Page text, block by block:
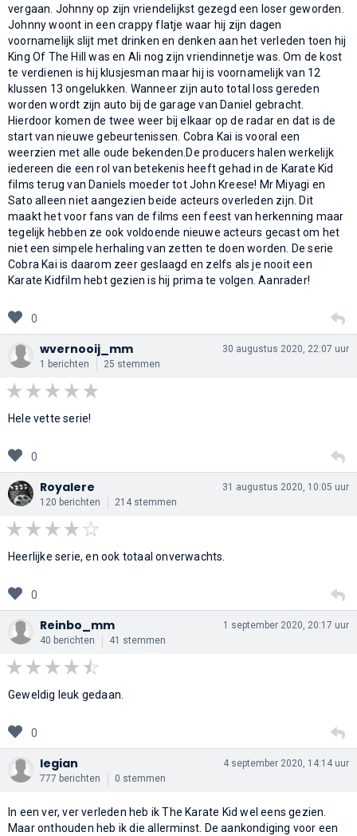
vergaan. Johnny op zijn vriendelijkst gezegd een loser geworden.
Johnny woont in een crappy flatje waar hij zijn dagen
voornamelijk slijt met drinken en denken aan het verleden toen hij
King Of The Hill was en Ali nog zijn vriendinnetje was. Om de kost
te verdienen is hij klusjesman maar hij is voornamelijk van 12
klussen 13 ongelukken. Wanneer zijn auto total loss gereden
worden wordt zijn auto bij de garage van Daniel gebracht.
Hierdoor komen de twee weer bij elkaar op de radar en dat is de
start van nieuwe gebeurtenissen. Cobra Kai is vooral een
weerzien met alle oude bekenden.De producers halen werkelijk
iedereen die een rol van betekenis heeft gehad in de Karate Kid
films terug van Daniels moeder tot John Kreese! Mr Miyagi en
Sato alleen niet aangezien beide acteurs overleden zijn. Dit
maakt het voor fans van de films een feest van herkenning maar
tegelijk hebben ze ook voldoende nieuwe acteurs gecast om het
niet een simpele herhaling van zetten te doen worden. De serie
Cobra Kai is daarom zeer geslaagd en zelfs als je nooit een
Karate Kidfilm hebt gezien is hij prima te volgen. Aanrader!
0
wvernooij_mm
1 berichten 25 stemmen
30 augustus 2020, 22:07 uur
Hele vette serie!
0
Royalere
120 berichten 214 stemmen
31 augustus 2020, 10:05 uur
Heerlijke serie, en ook totaal onverwachts.
0
Reinbo_mm
40 berichten 41 stemmen
1 september 2020, 20:17 uur
Geweldig leuk gedaan.
0
legian
777 berichten 0 stemmen
4 september 2020, 14:14 uur
In een ver, ver verleden heb ik The Karate Kid wel eens gezien.
Maar onthouden heb ik die allerminst. De aankondiging voor een